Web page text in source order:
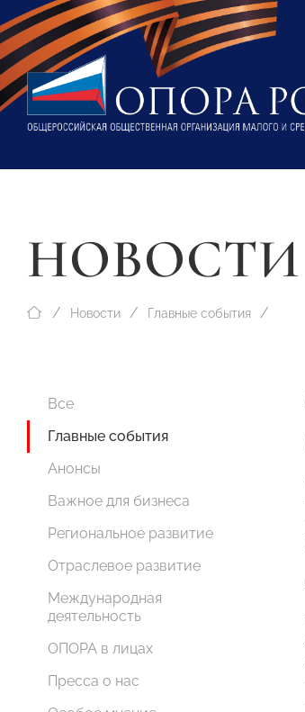
НОВОСТИ
Новости Главные события
Все
Главные события
Анонсы
Важное для бизнеса
Региональное развитие
Отраслевое развитие
Международная
деятельность
ОПОРА в лицах
Пресса о нас